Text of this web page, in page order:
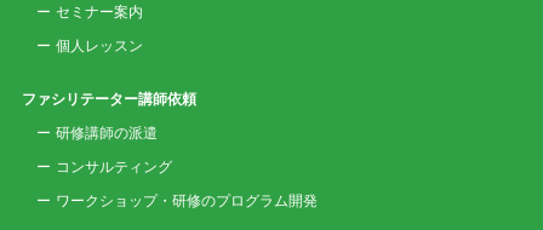
セミナー案内
個人レッスン
ファシリテーター講師依頼
研修講師の派遣
コンサルティング
ワークショップ・研修のプログラム開発